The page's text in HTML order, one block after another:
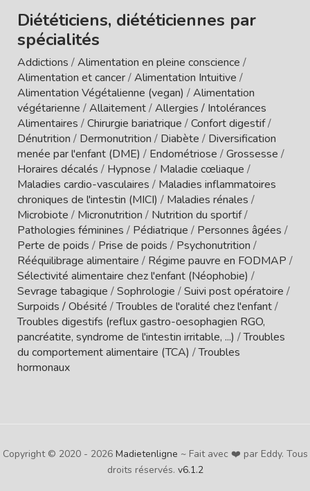
Diététiciens, diététiciennes par
spécialités
Addictions /Alimentation en pleine conscience /
Alimentation et cancer/Alimentation Intuitive /
Alimentation Végétalienne (vegan) /Alimentation
végétarienne /Allaitement/Allergies / Intolérances
Alimentaires /Chirurgie bariatrique /Confort digestif/
Dénutrition / Dermonutrition / Diabète / Diversification
menée par l'enfant (DME) / Endométriose /Grossesse /
Horaires décalés / Hypnose / Maladie cœliaque /
Maladies cardio-vasculaires / Maladies inflammatoires
chroniques de l'intestin (MICI) / Maladies rénales /
Microbiote / Micronutrition / Nutrition du sportif/
Pathologies féminines / Pédiatrique / Personnes âgées /
Perte de poids / Prise de poids / Psychonutrition /
Rééquilibrage alimentaire / Régime pauvre en FODMAP /
Sélectivité alimentaire chez l'enfant (Néophobie) /
Sevrage tabagique /Sophrologie /Suivi post opératoire /
Surpoids / Obésité /Troubles de l'oralité chez l'enfant/
Troubles digestifs (reflux gastro-oesophagien RGO,
pancréatite, syndrome de l'intestin irritable, ...) /Troubles
du comportement alimentaire (TCA) /Troubles
hormonaux
Copyright © 2020 - 2026 Madietenligne ~ Fait avec ❤️ par Eddy. Tous
droits réservés. v6.1.2